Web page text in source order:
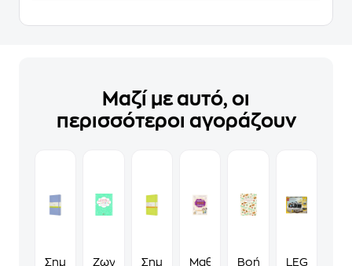
Μαζί με αυτό, οι
περισσότεροι αγοράζουν
ΣημειωματάριοΖωγραφίζω,Σημειωματάριο
Μαθαίνω ΒοήθημαLEGO®